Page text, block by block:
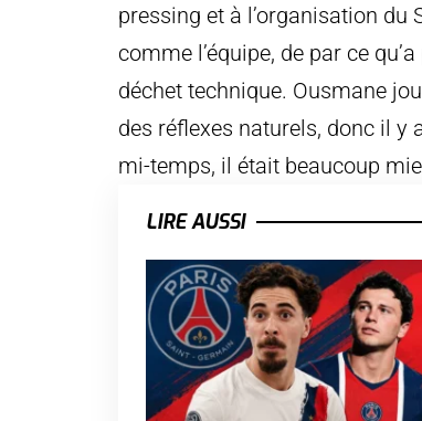
pressing et à l’organisation du
comme l’équipe, de par ce
déchet technique. Ousmane
des réflexes naturels, donc il y
mi-temps, il était beaucoup
LIRE AUSSI